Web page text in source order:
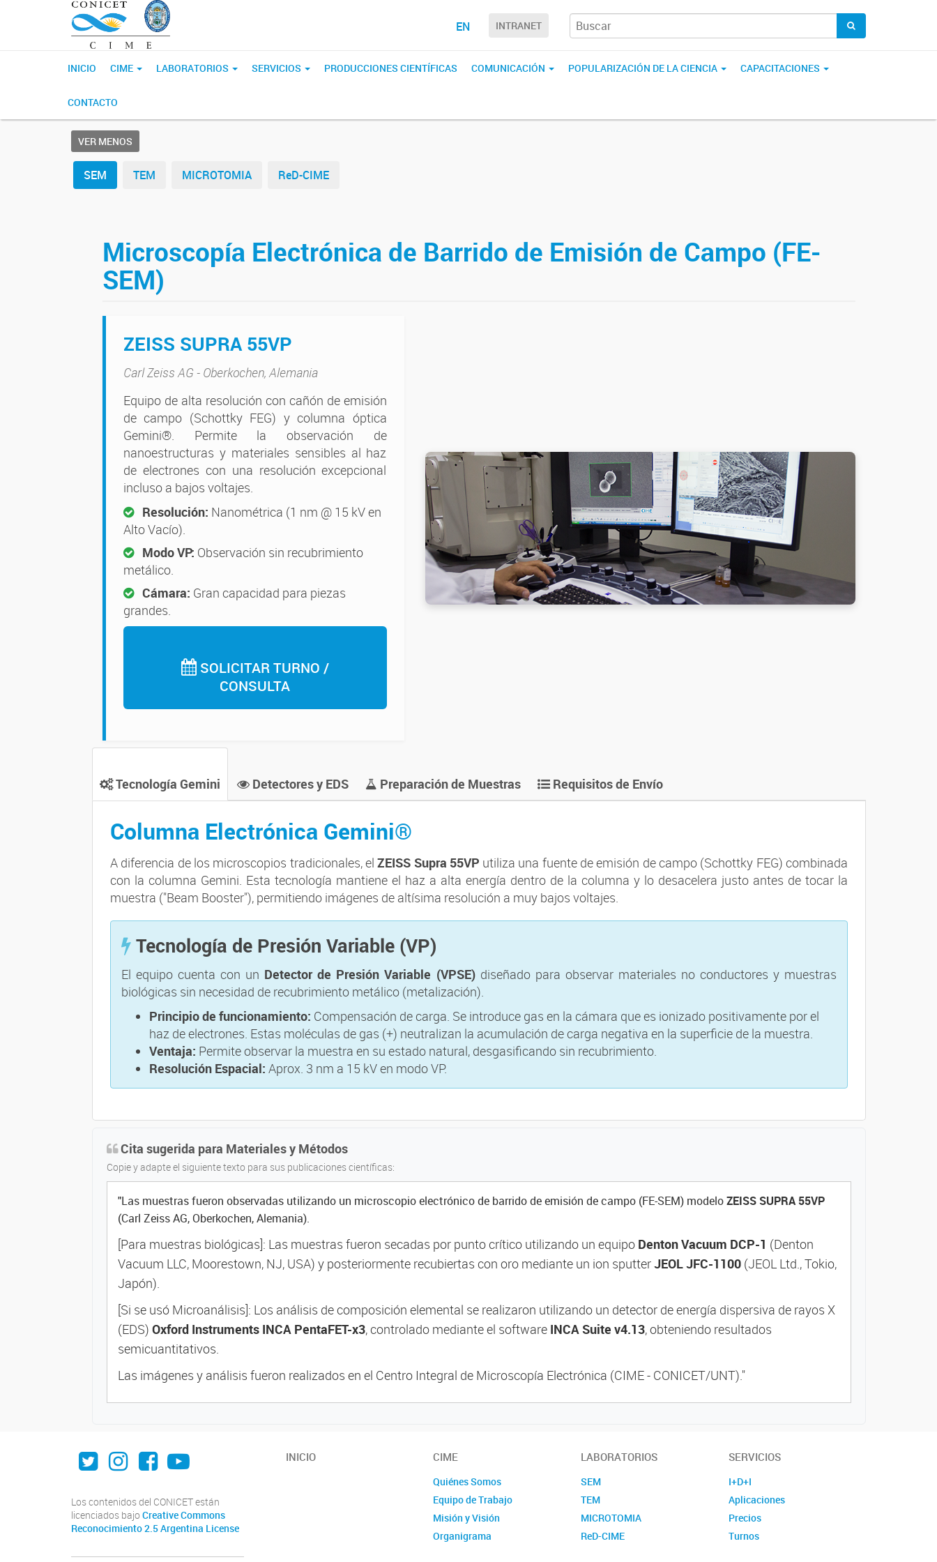
EN INTRANET
INICIO CIME LABORATORIOS SERVICIOS PRODUCCIONES CIENTÍFICAS COMUNICACIÓN POPULARIZACIÓN DE LA CIENCIA CAPACITACIONES
CONTACTO
VER MENOS
SEM TEM MICROTOMIA ReD-CIME
Microscopía Electrónica de Barrido de Emisión de Campo (FE-
SEM)
ZEISS SUPRA 55VP
Carl Zeiss AG - Oberkochen, Alemania
Equipo de alta resolución con cañón de emisión
de campo (Schottky FEG) y columna óptica
Gemini®. Permite la observación de
nanoestructuras y materiales sensibles al haz
de electrones con una resolución excepcional
incluso a bajos voltajes.
Resolución: Nanométrica (1 nm @ 15 kV en
Alto Vacío).
Modo VP: Observación sin recubrimiento
metálico.
Cámara: Gran capacidad para piezas
grandes.
SOLICITAR TURNO /
CONSULTA
Tecnología Gemini Detectores y EDS Preparación de Muestras Requisitos de Envío
Columna Electrónica Gemini®
A diferencia de los microscopios tradicionales, elZEISS Supra 55VP utiliza una fuente de emisión de campo (Schottky FEG) combinada
con la columna Gemini. Esta tecnología mantiene el haz a alta energía dentro de la columna y lo desacelera justo antes de tocar la
muestra ("Beam Booster"), permitiendo imágenes de altísima resolución a muy bajos voltajes.
Tecnología de Presión Variable (VP)
El equipo cuenta con un Detector de Presión Variable (VPSE)diseñado para observar materiales no conductores y muestras
biológicas sin necesidad de recubrimiento metálico (metalización).
Principio de funcionamiento: Compensación de carga. Se introduce gas en la cámara que es ionizado positivamente por el
haz de electrones. Estas moléculas de gas (+) neutralizan la acumulación de carga negativa en la superficie de la muestra.
Ventaja: Permite observar la muestra en su estado natural, desgasificando sin recubrimiento.
Resolución Espacial: Aprox. 3 nm a 15 kV en modo VP.
Cita sugerida para Materiales y Métodos
Copie y adapte el siguiente texto para sus publicaciones científicas:
"Las muestras fueron observadas utilizando un microscopio electrónico de barrido de emisión de campo (FE-SEM) modeloZEISS SUPRA 55VP
(Carl Zeiss AG, Oberkochen, Alemania).
[Para muestras biológicas]: Las muestras fueron secadas por punto crítico utilizando un equipo Denton Vacuum DCP-1 (Denton
Vacuum LLC, Moorestown, NJ, USA) y posteriormente recubiertas con oro mediante un ion sputterJEOL JFC-1100 (JEOL Ltd., Tokio,
Japón).
[Si se usó Microanálisis]: Los análisis de composición elemental se realizaron utilizando un detector de energía dispersiva de rayos X
(EDS) Oxford Instruments INCA PentaFET-x3, controlado mediante el software INCA Suite v4.13, obteniendo resultados
semicuantitativos.
Las imágenes y análisis fueron realizados en el Centro Integral de Microscopía Electrónica (CIME - CONICET/UNT)."
Twitter
Instagram
Facebook
Youtube
Los contenidos del CONICET están
licenciados bajo Creative Commons
Reconocimiento 2.5 Argentina License
INICIO CIME
Quiénes Somos
Equipo de Trabajo
Misión y Visión
Organigrama
LABORATORIOS
SEM
TEM
MICROTOMIA
ReD-CIME
SERVICIOS
I+D+I
Aplicaciones
Precios
Turnos